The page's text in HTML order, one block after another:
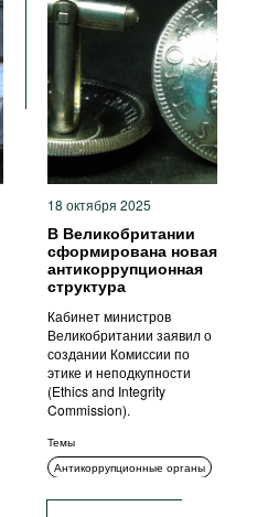
18 октября 2025
В Великобритании
сформирована новая
антикоррупционная
структура
Кабинет министров
Великобритании заявил о
создании Комиссии по
этике и неподкупности
(Ethics and Integrity
Commission).
Темы
Антикоррупционные органы